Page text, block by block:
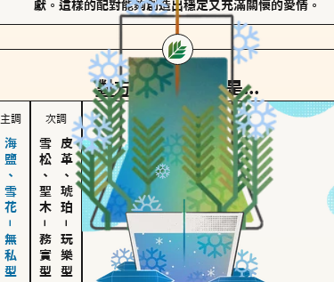
獻。這樣的配對能夠創造出穩定又充滿關懷的愛情。
對方的主調蠟燭是...
主調
海鹽、雪花－無私型
次調
雪松、聖木
－
務實型
皮革、琥珀
－
玩樂型